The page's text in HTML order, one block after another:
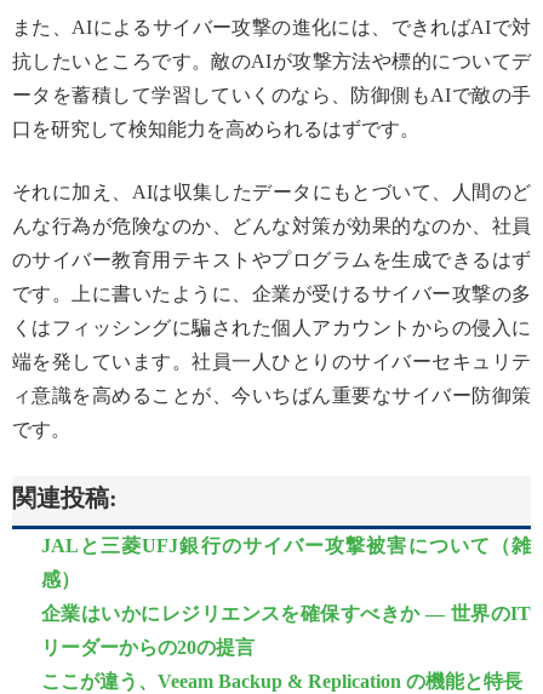
また、AIによるサイバー攻撃の進化には、できればAIで対
抗したいところです。敵のAIが攻撃方法や標的についてデ
ータを蓄積して学習していくのなら、防御側もAIで敵の手
口を研究して検知能力を高められるはずです。
それに加え、AIは収集したデータにもとづいて、人間のど
んな行為が危険なのか、どんな対策が効果的なのか、社員
のサイバー教育用テキストやプログラムを生成できるはず
です。上に書いたように、企業が受けるサイバー攻撃の多
くはフィッシングに騙された個人アカウントからの侵入に
端を発しています。社員一人ひとりのサイバーセキュリテ
ィ意識を高めることが、今いちばん重要なサイバー防御策
です。
関連投稿:
JALと三菱UFJ銀行のサイバー攻撃被害について（雑
感）
企業はいかにレジリエンスを確保すべきか ― 世界のIT
リーダーからの20の提言
ここが違う、Veeam Backup & Replication の機能と特長